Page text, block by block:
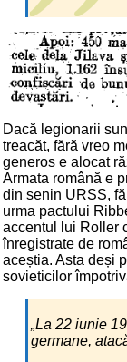
Dacă legionarii
treacăt, fără vreo
generos e alocat
Armata română e
din senin URSS,
urma pactului
accentul lui Roller
înregistrate de
aceștia. Asta deși
sovieticilor
„La 22 iunie
germane,